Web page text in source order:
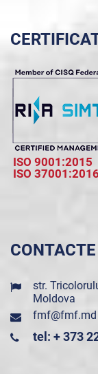
ISO 9001:2015
ISO 37001:2016
CONTACTE
str.
Moldova
fmf@fmf.md
tel: + 373